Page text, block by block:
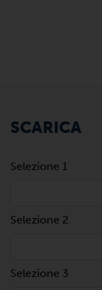
SCARICA
Selezione 1
Selezione 2
Selezione 3